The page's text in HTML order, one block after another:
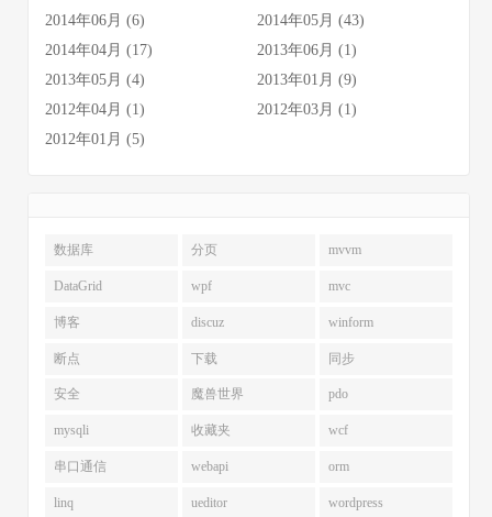
2014年06月 (6)
2014年05月 (43)
2014年04月 (17)
2013年06月 (1)
2013年05月 (4)
2013年01月 (9)
2012年04月 (1)
2012年03月 (1)
2012年01月 (5)
数据库 分页 mvvm
DataGrid wpf mvc
博客 discuz winform
断点 下载 同步
安全 魔兽世界 pdo
mysqli 收藏夹 wcf
串口通信 webapi orm
linq ueditor wordpress